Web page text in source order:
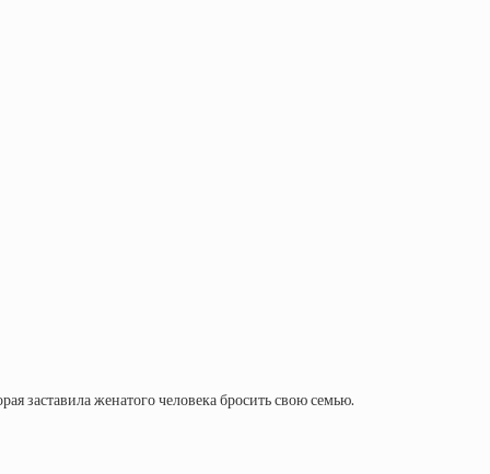
заставила женатого человека бросить свою семью.